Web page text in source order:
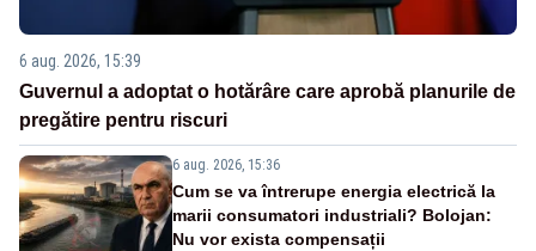
6 aug. 2026, 15:39
Guvernul a adoptat o hotărâre care aprobă planurile de
pregătire pentru riscuri
6 aug. 2026, 15:36
Cum se va întrerupe energia electrică la
marii consumatori industriali? Bolojan:
Nu vor exista compensații